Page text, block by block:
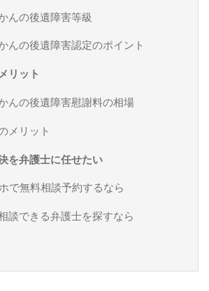
んの後遺障害等級
んの後遺障害認定のポイント
リット
んの後遺障害慰謝料の相場
メリット
を弁護士に任せたい
で無料相談予約するなら
談できる弁護士を探すなら